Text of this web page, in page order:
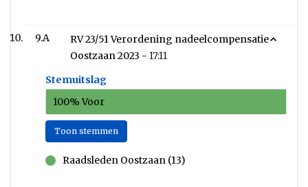
9.A
RV 23/51 Verordening nadeelcompensatie
Oostzaan 2023 - 17:11
Stemuitslag
100% Voor
Toon stemmen
Raadsleden Oostzaan (13)